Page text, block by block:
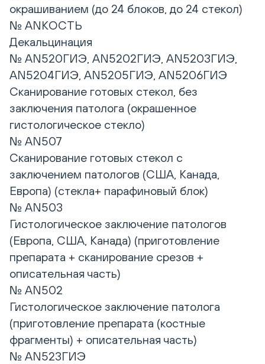
окрашиванием (до 24 блоков, до 24 стекол)
№ ANКОСТЬ
Декальцинация
№ AN520ГИЭ, AN5202ГИЭ, AN5203ГИЭ,
AN5204ГИЭ, AN5205ГИЭ, AN5206ГИЭ
Сканирование готовых стекол, без
заключения патолога (окрашенное
гистологическое стекло)
№ AN507
Сканирование готовых стекол с
заключением патологов (США, Канада,
Европа) (стекла+ парафиновый блок)
№ AN503
Гистологическое заключение патологов
(Европа, США, Канада) (приготовление
препарата + сканирование срезов +
описательная часть)
№ AN502
Гистологическое заключение патолога
(приготовление препарата (костные
фрагменты) + описательная часть)
№ AN523ГИЭ